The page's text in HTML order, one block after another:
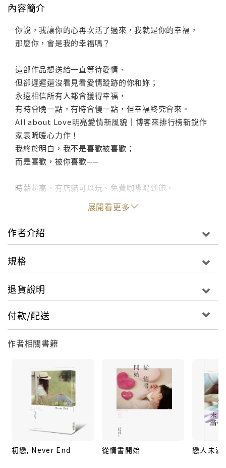
內容簡介
你說，我讓你的心再次活了過來，我就是你的幸福，
那麼你，會是我的幸福嗎？
這部作品想送給一直等待愛情、
但卻遲遲還沒看見看愛情蹤跡的你和妳；
永遠相信所有人都會獲得幸福，
有時會晚一點，有時會慢一點，但幸福終究會來。
All about Love明亮愛情新風貌｜博客來排行榜新銳作
家袁晞暖心力作！
我終於明白，我不是喜歡被喜歡；
而是喜歡，被你喜歡──
時薪超高、有店貓可以玩、免費咖啡喝到飽，
還可以跟超帥氣店長近水樓台，莫非這就是傳說中的超
結果──才、不、是！
被徵人啟事所騙的我，就這樣誤入歧途，
本來以為只要乖乖工作就能很快適應，
人長得帥有什麼用，被親衛隊稱為「王子」又有什麼
這人絕對是地獄來的邪惡王子，
一天不整我就會渾身不對勁的壞傢伙！
只是，為什麼以欺負我為樂的無良王子突然自願千里迢
還靜靜地在我家樓下守了一夜，不願離去？
王子啊王子，為什麼你的眼神跟以往不同，多了好些我
無法理解的情緒？
王子啊王子，你是很多人的王子，但應該不會是我的
王子啊王子，不要再那樣看著我，我真的猜不透你
啊……
展開看更多
作者介紹
規格
退貨說明
付款/配送
作者相關書籍
初戀, Never End 從情書開始 戀人未滿